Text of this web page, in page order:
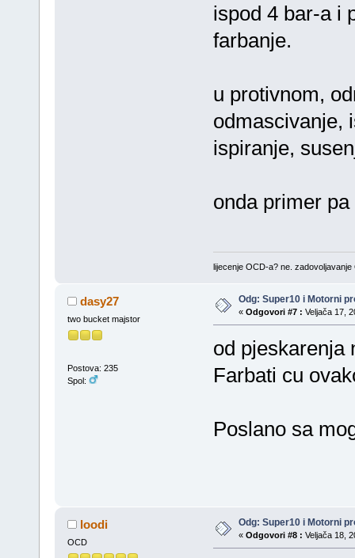
ispod 4 bar-a i
farbanje.
u protivnom,
odmascivanje,
ispiranje,
onda primer
lijecenje OCD-a? ne. zadovoljavanje
dasy27
two bucket majstor
Postova: 235
Spol:
Odg: Super10 i Motorni
« Odgovori #7 : Veljača 17,
od pjeskarenja
Farbati cu
Poslano sa
loodi
OCD
Odg: Super10 i Motorni
« Odgovori #8 : Veljača 18,